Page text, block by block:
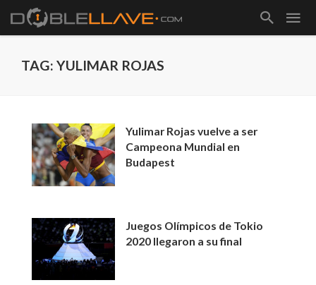
TAG: YULIMAR ROJAS
Yulimar Rojas vuelve a ser
Campeona Mundial en
Budapest
Juegos Olímpicos de Tokio
2020 llegaron a su final